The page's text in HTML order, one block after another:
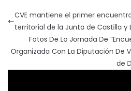
CVE mantiene el primer
territorial de la Junta de Castilla y
Fotos De La Jornada De
Organizada Con La Diputación De
de